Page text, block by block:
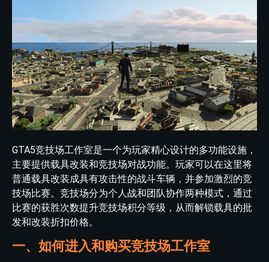
GTA5竞技场工作室是一个为玩家精心设计的多功能设施，
主要提供载具改装和竞技场对战功能。玩家可以在这里将
普通载具改装成具有攻击性的战斗车辆，并参加激烈的竞
技场比赛。竞技场分为个人战和团队协作两种模式，通过
比赛的获胜次数提升竞技场积分等级，从而解锁载具的批
发和改装折扣价格。
一、如何进入和购买竞技场工作室